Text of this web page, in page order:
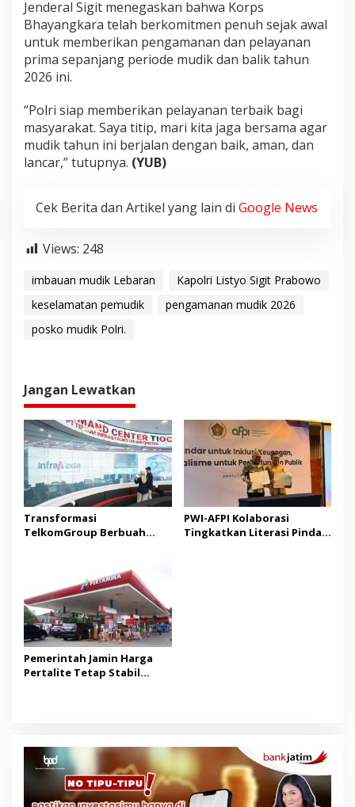
Jenderal Sigit menegaskan bahwa Korps
Bhayangkara telah berkomitmen penuh sejak awal
untuk memberikan pengamanan dan pelayanan
prima sepanjang periode mudik dan balik tahun
2026 ini.
“Polri siap memberikan pelayanan terbaik bagi
masyarakat. Saya titip, mari kita jaga bersama agar
mudik tahun ini berjalan dengan baik, aman, dan
lancar,” tutupnya. (YUB)
Cek Berita dan Artikel yang lain di Google News
Views: 248
imbauan mudik Lebaran
Kapolri Listyo Sigit Prabowo
keselamatan pemudik
pengamanan mudik 2026
posko mudik Polri.
Jangan Lewatkan
Transformasi
TelkomGroup Berbuah
PWI-AFPI Kolaborasi
Tingkatkan Literasi Pindar,
Pemerintah Jamin Harga
Pertalite Tetap Stabil